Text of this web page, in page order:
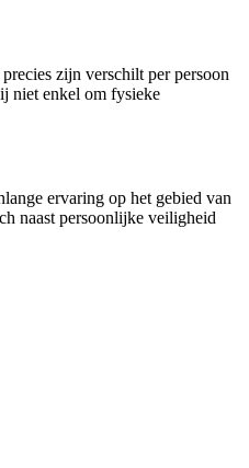
zijn verschilt per persoon
niet enkel om fysieke
ervaring op het gebied van
naast persoonlijke veiligheid